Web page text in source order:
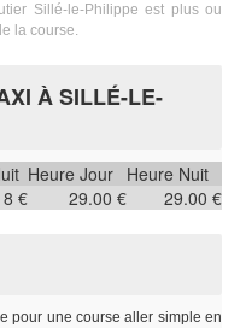
Sillé-le-Philippe est plus ou
la course.
À SILLÉ-LE-
Heure Jour Heure Nuit
€ 29.00 € 29.00 €
pour une course aller simple en